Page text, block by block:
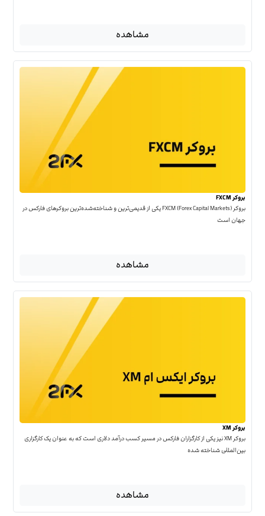
مشاهده
بروکر FXCM
بروکر FXCM (Forex Capital Markets) یکی از قدیمی‌ترین و شناخته‌شده‌ترین بروکرهای فارکس در
جهان است
مشاهده
بروکر XM
بروکر XM نیز یکی از کارگزاران فارکس در مسیر کسب درآمد دلاری است که به عنوان یک کارگزاری
بین‌المللی شناخته شده
مشاهده